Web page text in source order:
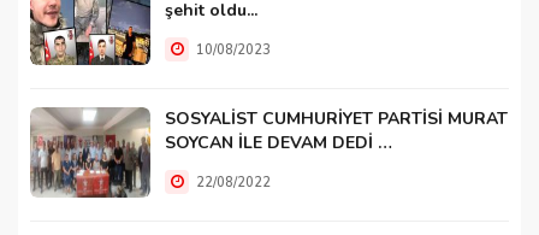
şehit oldu...
10/08/2023
SOSYALİST CUMHURİYET PARTİSİ MURAT
SOYCAN İLE DEVAM DEDİ …
22/08/2022